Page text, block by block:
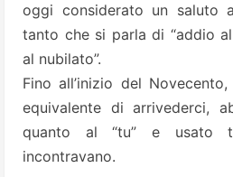
oggi considerato un saluto
tanto che si parla di “addio
al nubilato”.
Fino all’inizio del
equivalente di arrivederci,
quanto al “tu” e usato
incontravano.